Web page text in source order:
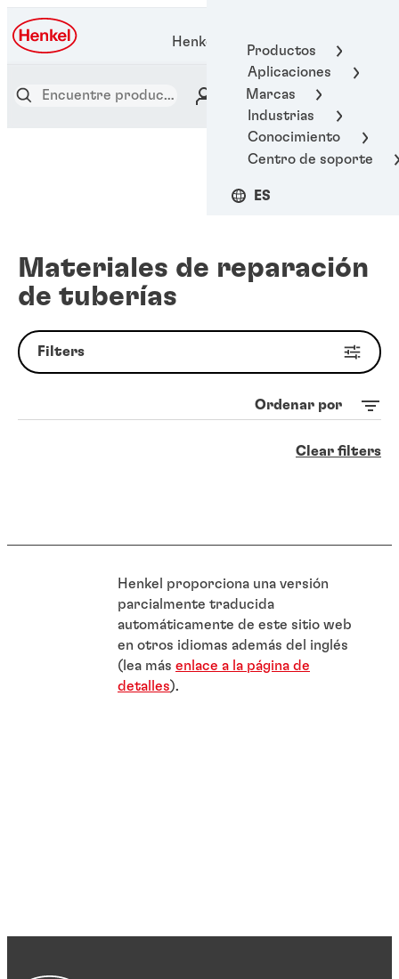
Productos
Aplicaciones
Marcas
Industrias
Conocimiento
Centro de soporte
ES
Henkel Adhesive Technologies
Materiales de reparación
de tuberías
Filters
Ordenar por
Clear filters
Henkel proporciona una versión
parcialmente traducida
automáticamente de este sitio web
en otros idiomas además del inglés
(lea más enlace a la página de
detalles).